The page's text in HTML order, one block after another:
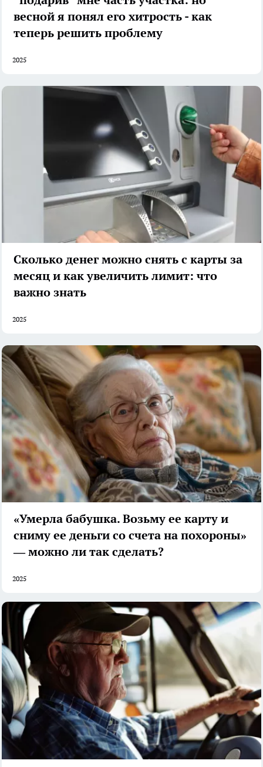
весной я понял его хитрость - как
теперь решить проблему
2025
Сколько денег можно снять с карты за
месяц и как увеличить лимит: что
важно знать
2025
«Умерла бабушка. Возьму ее карту и
сниму ее деньги со счета на похороны»
— можно ли так сделать?
2025